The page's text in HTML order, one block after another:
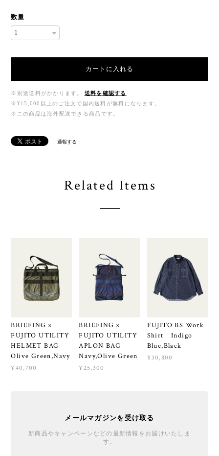
数量
カートに入れる
※別途送料がかかります。
送料を確認する
※¥15,000以上のご注文で国内送料が無料になります。
※この商品は海外配送できる商品です。
通報する
Related Items
BRIEFING ×
FUJITO UTILITY
HELMET BAG
Olive Green,Navy
¥40,700
BRIEFING ×
FUJITO UTILITY
APLON BAG
Navy,Olive Green
¥25,300
FUJITO BS Work
Shirt Indigo
Blue,Black
¥30,800
メールマガジンを受け取る
新商品やキャンペーンなどの最新情報をお届けいたしま
す。